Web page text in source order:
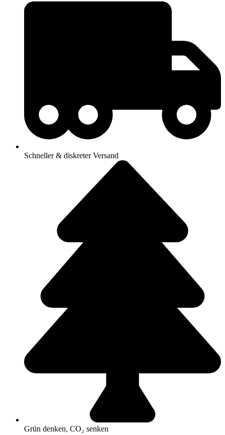
Schneller & diskreter Versand
Grün denken, CO₂ senken